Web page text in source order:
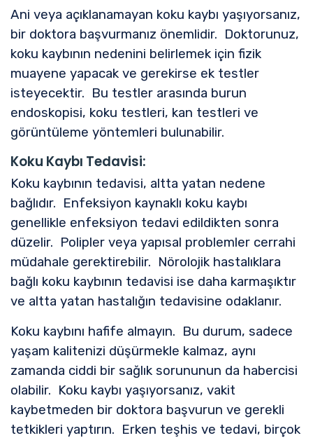
Ani veya açıklanamayan koku kaybı yaşıyorsanız,
bir doktora başvurmanız önemlidir. Doktorunuz,
koku kaybının nedenini belirlemek için fizik
muayene yapacak ve gerekirse ek testler
isteyecektir. Bu testler arasında burun
endoskopisi, koku testleri, kan testleri ve
görüntüleme yöntemleri bulunabilir.
Koku Kaybı Tedavisi:
Koku kaybının tedavisi, altta yatan nedene
bağlıdır. Enfeksiyon kaynaklı koku kaybı
genellikle enfeksiyon tedavi edildikten sonra
düzelir. Polipler veya yapısal problemler cerrahi
müdahale gerektirebilir. Nörolojik hastalıklara
bağlı koku kaybının tedavisi ise daha karmaşıktır
ve altta yatan hastalığın tedavisine odaklanır.
Koku kaybını hafife almayın. Bu durum, sadece
yaşam kalitenizi düşürmekle kalmaz, aynı
zamanda ciddi bir sağlık sorununun da habercisi
olabilir. Koku kaybı yaşıyorsanız, vakit
kaybetmeden bir doktora başvurun ve gerekli
tetkikleri yaptırın. Erken teşhis ve tedavi, birçok